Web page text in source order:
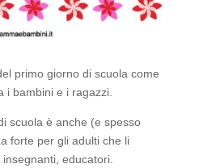
primo giorno di scuola come
i bambini e i ragazzi.
scuola è anche (e spesso
forte per gli adulti che li
educatori.